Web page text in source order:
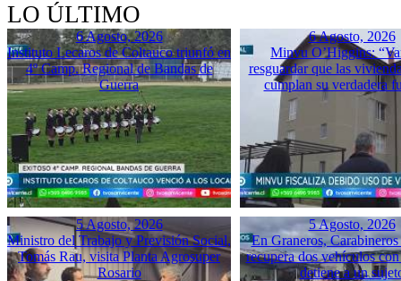
LO ÚLTIMO
6 Agosto, 2026
Instituto Lecaros de Coltauco triunfó en
4º Camp. Regional de Bandas de
Guerra
6 Agosto, 2026
Minvu O’Higgins:
resguardar que las
cumplan su verdadera
5 Agosto, 2026
Ministro del Trabajo y Previsión Social,
Tomás Rau, visita Planta Agrosuper
Rosario
5 Agosto, 2026
En Graneros,
recupera dos vehículos
detiene a un